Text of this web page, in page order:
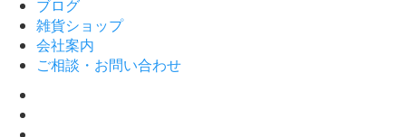
ブログ
雑貨ショップ
会社案内
ご相談・お問い合わせ